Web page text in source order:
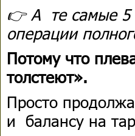
👉 А те самые 5
операции
Потому что
толстеют».
Просто
и балансу на